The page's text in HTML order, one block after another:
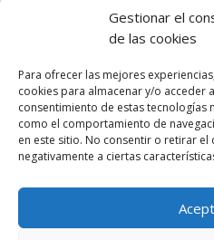
Gestionar el
de las cookies
Para ofrecer las mejores
cookies para almacenar y/o acceder
consentimiento de estas
como el comportamiento de
en este sitio. No consentir o retirar
negativamente a ciertas
posicionado horizontal y
10x15cm y presentado en caja
PRODUCTOS